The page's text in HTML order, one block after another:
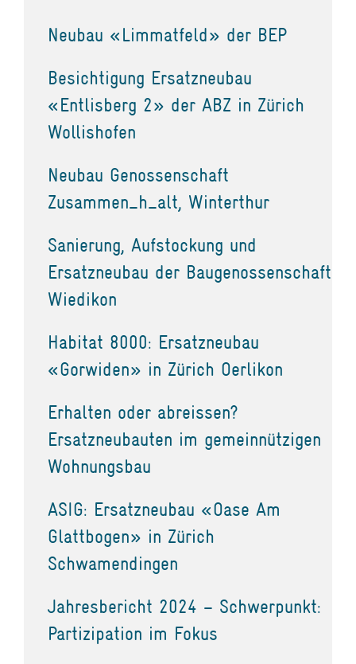
Neubau «Limmatfeld» der BEP
Besichtigung Ersatzneubau
«Entlisberg 2» der ABZ in Zürich
Wollishofen
Neubau Genossenschaft
Zusammen_h_alt, Winterthur
Sanierung, Aufstockung und
Ersatzneubau der Baugenossenschaft
Wiedikon
Habitat 8000: Ersatzneubau
«Gorwiden» in Zürich Oerlikon
Erhalten oder abreissen?
Ersatzneubauten im gemeinnützigen
Wohnungsbau
ASIG: Ersatzneubau «Oase Am
Glattbogen» in Zürich
Schwamendingen
Jahresbericht 2024 – Schwerpunkt:
Partizipation im Fokus